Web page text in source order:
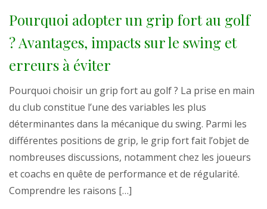
Pourquoi adopter un grip fort au golf
? Avantages, impacts sur le swing et
erreurs à éviter
Pourquoi choisir un grip fort au golf ? La prise en main
du club constitue l’une des variables les plus
déterminantes dans la mécanique du swing. Parmi les
différentes positions de grip, le grip fort fait l’objet de
nombreuses discussions, notamment chez les joueurs
et coachs en quête de performance et de régularité.
Comprendre les raisons […]